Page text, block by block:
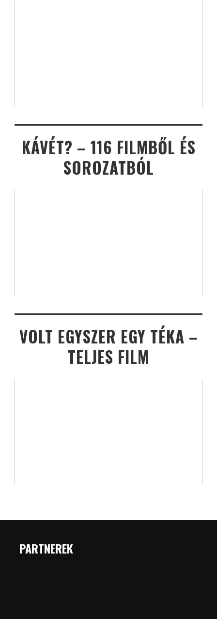
KÁVÉT? – 116 FILMBŐL ÉS
SOROZATBÓL
VOLT EGYSZER EGY TÉKA –
TELJES FILM
PARTNEREK